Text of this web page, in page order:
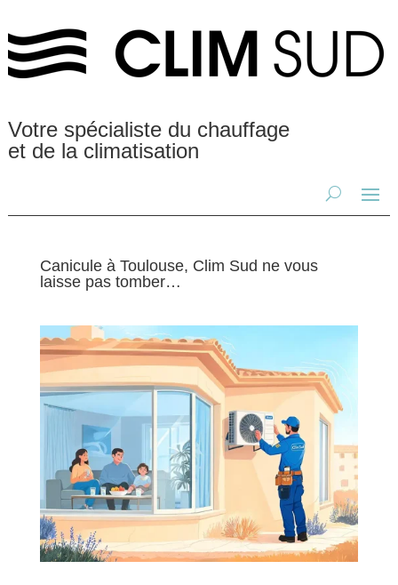
Votre spécialiste du chauffage
et de la climatisation
Canicule à Toulouse, Clim Sud ne vous
laisse pas tomber…